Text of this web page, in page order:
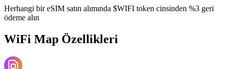
Herhangi bir eSIM satın alımında $WIFI token cinsinden %3 geri
ödeme alın
WiFi Map Özellikleri